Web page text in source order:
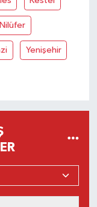
Nilüfer
Yenişehir